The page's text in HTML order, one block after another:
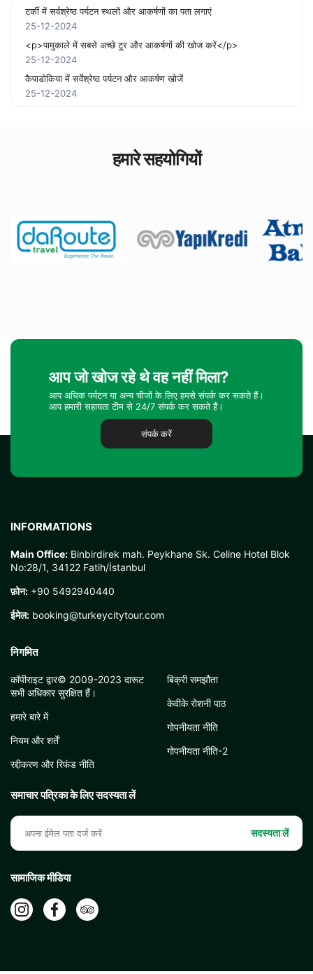
टर्की में सर्वश्रेष्ठ पर्यटन स्थलों और आकर्षणों का पता लगाएं
25-12-2024
<p>पामुकाले में सबसे अच्छे टूर और आकर्षणों की खोज करें</p>
25-12-2024
कैपाडोकिया में सर्वेश्रेष्ठ पर्यटन और आकर्षण खोजें
25-12-2024
हमारे सहयोगियों
आप जो खोज रहे थे वह नहीं मिला?
आप अधिक पर्यटन या अन्य चीजों के लिए हमसे संपर्क कर सकते हैं।
आप हमारी सहायता टीम से 24/7 संपर्क कर सकते हैं।
संपर्क करें
INFORMATIONS
Main Office: Binbirdirek mah. Peykhane Sk. Celine Hotel Blok
No:28/1, 34122 Fatih/İstanbul
फ़ोन: +90 5492940440
ईमेल: booking@turkeycitytour.com
निगमित
कॉपीराइट द्वार© 2009-2023 दारूट
सभी अधिकार सुरक्षित हैं।
हमारे बारे में
नियम और शर्तें
रद्दीकरण और रिफंड नीति
बिक्री समझौता
केवीके रोशनी पाठ
गोपनीयता नीति
गोपनीयता नीति-2
समाचार पत्रिका के लिए सदस्यता लें
सदस्यता लें
सामाजिक मीडिया